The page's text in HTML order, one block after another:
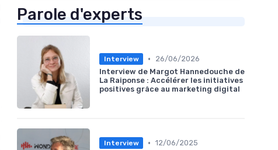
Parole d'experts
Interview •
26/06/2026
Interview de Margot Hannedouche de
La Raiponse : Accélérer les initiatives
positives grâce au marketing digital
Interview • 12/06/2025